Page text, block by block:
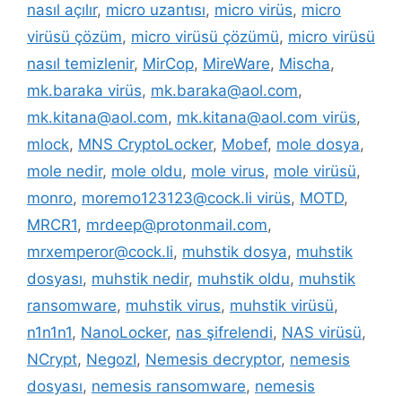
nasıl açılır, micro uzantısı, micro virüs, micro
virüsü çözüm, micro virüsü çözümü, micro virüsü
nasıl temizlenir, MirCop, MireWare, Mischa,
mk.baraka virüs, mk.baraka@aol.com,
mk.kitana@aol.com, mk.kitana@aol.com virüs,
mlock, MNS CryptoLocker, Mobef, mole dosya,
mole nedir, mole oldu, mole virus, mole virüsü,
monro, moremo123123@cock.li virüs, MOTD,
MRCR1, mrdeep@protonmail.com,
mrxemperor@cock.li, muhstik dosya, muhstik
dosyası, muhstik nedir, muhstik oldu, muhstik
ransomware, muhstik virus, muhstik virüsü,
n1n1n1, NanoLocker, nas şifrelendi, NAS virüsü,
NCrypt, NegozI, Nemesis decryptor, nemesis
dosyası, nemesis ransomware, nemesis